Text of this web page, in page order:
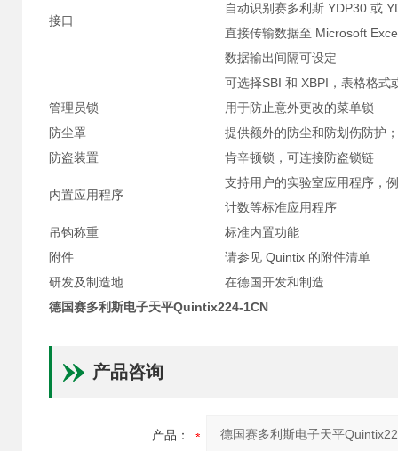
接口
自动识别赛多利斯 YDP30 或
直接传输数据至 Microsoft
数据输出间隔可设定
可选择SBI 和 XBPI，表格格式
管理员锁
用于防止意外更改的菜单锁
防尘罩
提供额外的防尘和防划伤防护
防盗装置
肯辛顿锁，可连接防盗锁链
内置应用程序
支持用户的实验室应用程序，
计数等标准应用程序
吊钩称重
标准内置功能
附件
请参见 Quintix 的附件清单
研发及制造地
在德国开发和制造
德国赛多利斯电子天平Quintix224-1CN
产品咨询
产品：